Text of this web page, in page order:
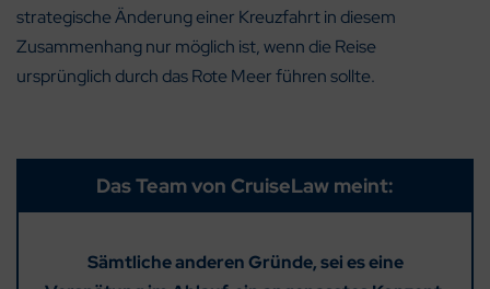
strategische Änderung einer Kreuzfahrt in diesem
Zusammenhang nur möglich ist, wenn die Reise
ursprünglich durch das Rote Meer führen sollte.
Das Team von CruiseLaw meint:
Sämtliche anderen Gründe, sei es eine